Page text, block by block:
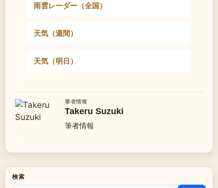
雨雲レーダー（全国）
天気（週間）
天気（明日）
筆者情報
Takeru Suzuki
筆者情報
検索